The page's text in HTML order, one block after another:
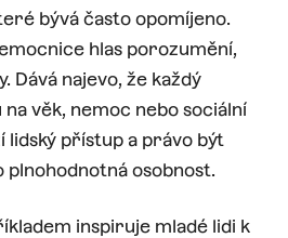
bývá často opomíjeno.
hlas porozumění,
Dává najevo, že každý
věk, nemoc nebo sociální
lidský přístup a právo být
plnohodnotná osobnost.
inspiruje mladé lidi k